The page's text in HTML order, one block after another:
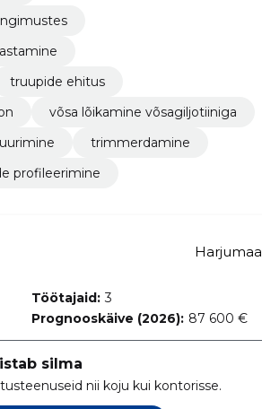
truupide ehitus
võsa lõikamine võsagiljotiiniga
trimmerdamine
profileerimine
Harjumaa
Töötajaid: 3
Prognooskäive (2026): 87 600 €
silma
nii koju kui kontorisse.